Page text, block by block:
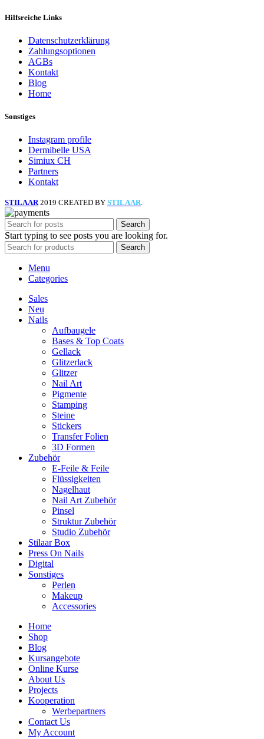
Hilfsreiche Links
Datenschutzerklärung
Zahlungsoptionen
AGBs
Kontakt
Blog
Home
Sonstiges
Instagram profile
Dermibelle USA
Simiux CH
Partners
Kontakt
STILAAR 2019 CREATED BY STILAAR.
Search
Start typing to see posts you are looking for.
Search
Menu
Categories
Sales
Neu
Nails
Aufbaugele
Bases & Top Coats
Gellack
Glitzerlack
Glitzer
Nail Art
Pigmente
Stamping
Steine
Stickers
Transfer Folien
3D Formen
Zubehör
E-Feile & Feile
Flüssigkeiten
Nagelhaut
Nail Art Zubehör
Pinsel
Struktur Zubehör
Studio Zubehör
Stilaar Box
Press On Nails
Digital
Sonstiges
Perlen
Makeup
Accessories
Home
Shop
Blog
Kursangebote
Online Kurse
About Us
Projects
Kooperation
Werbepartners
Contact Us
My Account